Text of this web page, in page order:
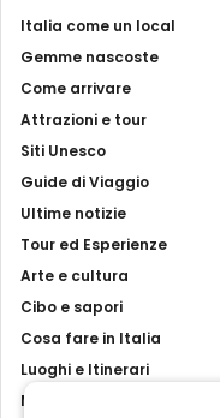
Italia come un local
Gemme nascoste
Come arrivare
Attrazioni e tour
Siti Unesco
Guide di Viaggio
Ultime notizie
Tour ed Esperienze
Arte e cultura
Cibo e sapori
Cosa fare in Italia
Luoghi e Itinerari
Mostre, eventi e spettacoli